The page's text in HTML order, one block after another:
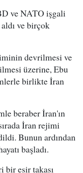
ve NATO işgali
ve birçok
devrilmesi ve
üzerine, Ebu
birlikte İran
beraber İran'ın
İran rejimi
Bunun ardından
başladı.
bir esir takası